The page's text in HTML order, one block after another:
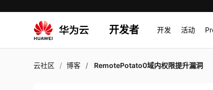
开发者 开发 活动
云社区 博客 RemotePotato0域内权限提升漏洞